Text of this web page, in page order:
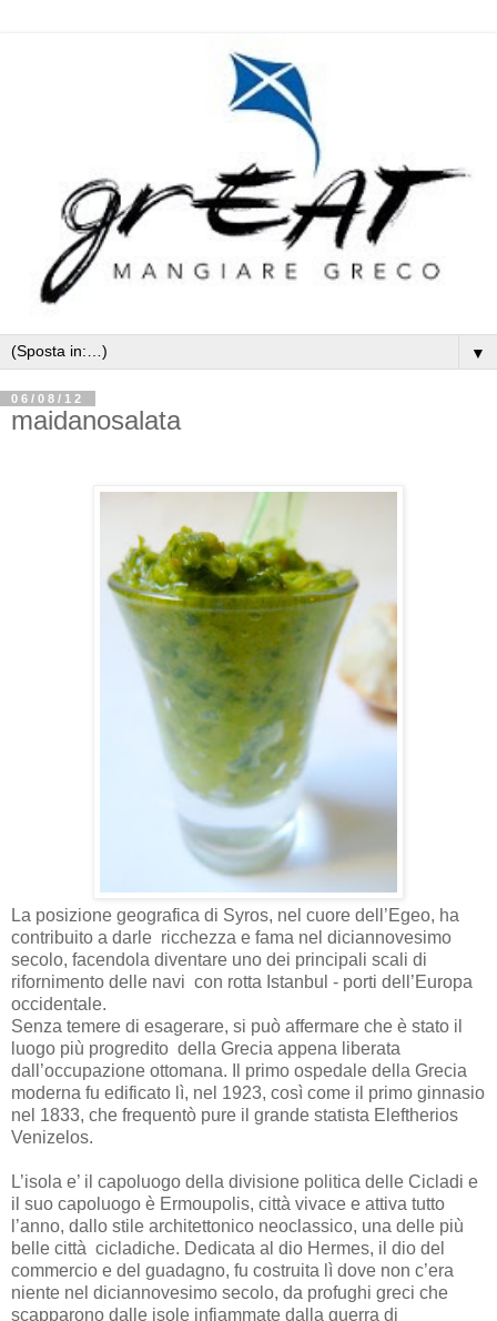
▼
06/08/12
maidanosalata
La posizione geografica di Syros, nel cuore dell’Egeo, ha
contribuito a darle ricchezza e fama nel diciannovesimo
secolo, facendola diventare uno dei principali scali di
rifornimento delle navi con rotta Istanbul - porti dell’Europa
occidentale.
Senza temere di esagerare, si può affermare che è stato il
luogo più progredito della Grecia appena liberata
dall’occupazione ottomana. Il primo ospedale della Grecia
moderna fu edificato lì, nel 1923, così come il primo ginnasio
nel 1833, che frequentò pure il grande statista Eleftherios
Venizelos.
L’isola e’ il capoluogo della divisione politica delle Cicladi e
il suo capoluogo è Ermoupolis, città vivace e attiva tutto
l’anno, dallo stile architettonico neoclassico, una delle più
belle città cicladiche. Dedicata al dio Hermes, il dio del
commercio e del guadagno, fu costruita lì dove non c’era
niente nel diciannovesimo secolo, da profughi greci che
scapparono dalle isole infiammate dalla guerra di